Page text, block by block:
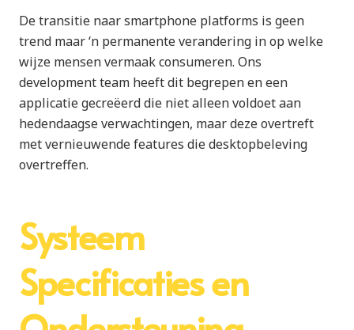
De transitie naar smartphone platforms is geen
trend maar ‘n permanente verandering in op welke
wijze mensen vermaak consumeren. Ons
development team heeft dit begrepen en een
applicatie gecreëerd die niet alleen voldoet aan
hedendaagse verwachtingen, maar deze overtreft
met vernieuwende features die desktopbeleving
overtreffen.
Systeem
Specificaties en